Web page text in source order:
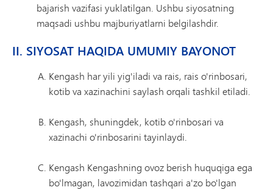
bajarish vazifasi yuklatilgan. Ushbu siyosatning
maqsadi ushbu majburiyatlarni belgilashdir.
II. SIYOSAT HAQIDA UMUMIY BAYONOT
Kengash har yili yig'iladi va rais, rais o'rinbosari,
kotib va ​​xazinachini saylash orqali tashkil etiladi.
Kengash, shuningdek, kotib o'rinbosari va
xazinachi o'rinbosarini tayinlaydi.
Kengash Kengashning ovoz berish huquqiga ega
bo'lmagan, lavozimidan tashqari a'zo bo'lgan